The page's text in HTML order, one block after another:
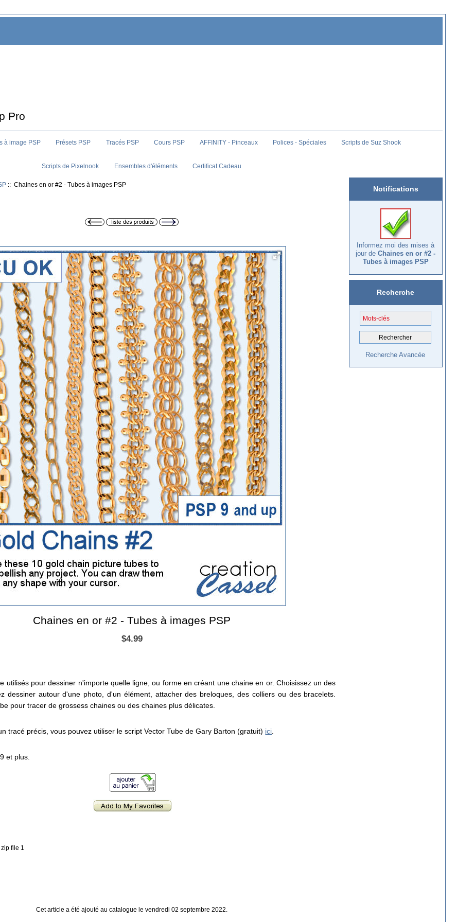
Pro
à image PSP Présets PSP Tracés PSP Cours PSP AFFINITY - Pinceaux Polices - Spéciales Scripts de Suz Shook
Scripts de Pixelnook Ensembles d'éléments Certificat Cadeau
:: Chaines en or #2 - Tubes à images PSP
Chaines en or #2 - Tubes à images PSP
$4.99
utilisés pour dessiner n'importe quelle ligne, ou forme en créant une chaine en or. Choisissez un des
dessiner autour d'une photo, d'un élément, attacher des breloques, des colliers ou des bracelets.
pour tracer de grossess chaines ou des chaines plus délicates.
tracé précis, vous pouvez utiliser le script Vector Tube de Gary Barton (gratuit) ici
et plus.
zip file 1
Cet article a été ajouté au catalogue le vendredi 02 septembre 2022.
Notifications
Informez moi des mises à
jour deChaines en or #2 -
Tubes à images PSP
Recherche
Recherche Avancée